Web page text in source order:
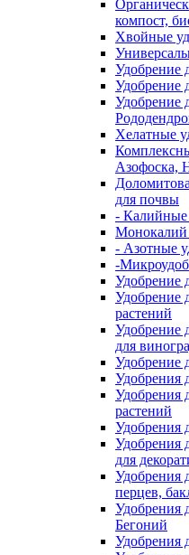
компост,
Хвойные
Удобрение
Удобрение
Удобрение
Хелатные
Азофоска,
для почвы
- Калийные
Монокалий
- Азотные
-
Удобрение
Удобрение
растений
Удобрение
для
Удобрение
Удобрения
Удобрения
растений
Удобрения
Удобрения
для
Удобрения
перцев,
Удобрения
Бегоний
Удобрения